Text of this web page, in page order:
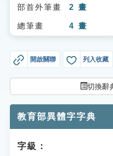
知識索引
單字索引
遊戲專區
教學應用
貓頭鷹博士
部首外筆畫 2 畫
總筆畫 4 畫
開啟關聯 列入收藏
切換辭
教育部異體字字典
字級：